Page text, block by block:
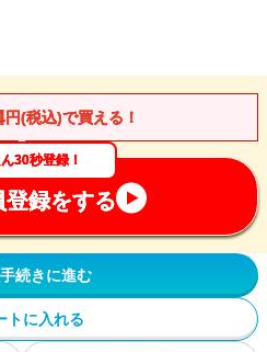
円(税込)で買える！
30秒登録！
録をする
続きに進む
トに入れる